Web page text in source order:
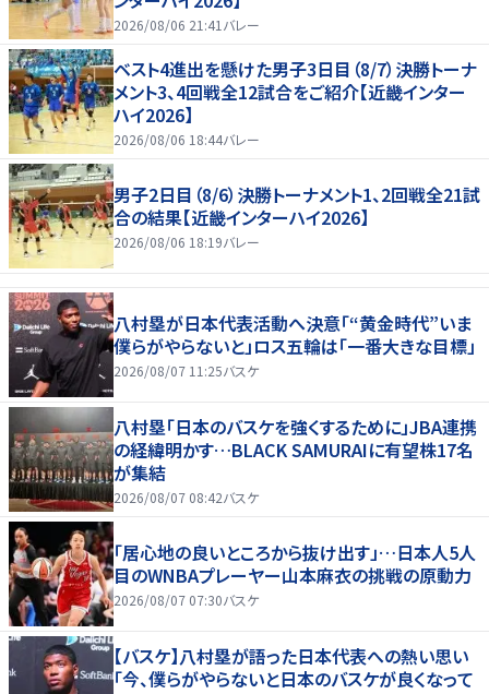
2026/08/06 21:41 バレー
ベスト4進出を懸けた男子3日目（8/7）決勝トーナ
メント3、4回戦全12試合をご紹介【近畿インター
ハイ2026】
2026/08/06 18:44バレー
男子2日目（8/6）決勝トーナメント1、2回戦全21試
合の結果【近畿インターハイ2026】
2026/08/06 18:19バレー
八村塁が日本代表活動へ決意「“黄金時代”いま
僕らがやらないと」ロス五輪は「一番大きな目標」
2026/08/07 11:25バスケ
八村塁「日本のバスケを強くするために」JBA連携
の経緯明かす…BLACK SAMURAIに有望株17名
が集結
2026/08/07 08:42バスケ
「居心地の良いところから抜け出す」…日本人5人
目のWNBAプレーヤー山本麻衣の挑戦の原動力
2026/08/07 07:30バスケ
【バスケ】八村塁が語った日本代表への熱い思い
「今、僕らがやらないと日本のバスケが良くなって